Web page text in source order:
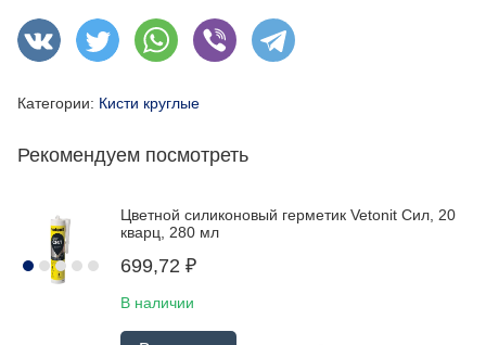
Категории: Кисти круглые
Рекомендуем посмотреть
Цветной силиконовый герметик Vetonit Сил, 20
кварц, 280 мл
699,72 ₽
В наличии